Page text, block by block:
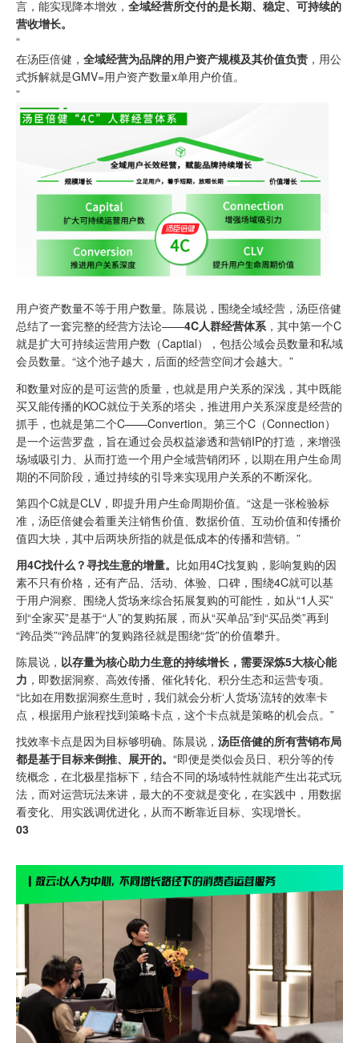
言，能实现降本增效， 全域经营所交付的是长期、稳定、可持续的
营收增长。
“
在汤臣倍健， 全域经营为品牌的用户资产规模及其价值负责 ，用公
式拆解就是GMV=用户资产数量x单用户价值。
”
用户资产数量不等于用户数量。陈晨说，围绕全域经营，汤臣倍健
总结了一套完整的经营方法论——4C人群经营体系，其中第一个C
就是扩大可持续运营用户数（Captial），包括公域会员数量和私域
会员数量。“这个池子越大，后面的经营空间才会越大。”
和数量对应的是可运营的质量，也就是用户关系的深浅，其中既能
买又能传播的KOC就位于关系的塔尖，推进用户关系深度是经营的
抓手，也就是第二个C——Convertion。第三个C（Connection）
是一个运营罗盘，旨在通过会员权益渗透和营销IP的打造，来增强
场域吸引力、从而打造一个用户全域营销闭环，以期在用户生命周
期的不同阶段，通过持续的引导来实现用户关系的不断深化。
第四个C就是CLV，即提升用户生命周期价值。“这是一张检验标
准，汤臣倍健会着重关注销售价值、数据价值、互动价值和传播价
值四大块，其中后两块所指的就是低成本的传播和营销。”
用4C找什么？寻找生意的增量。 比如用4C找复购，影响复购的因
素不只有价格，还有产品、活动、体验、口碑，围绕4C就可以基
于用户洞察、围绕人货场来综合拓展复购的可能性，如从“1人买”
到“全家买”是基于“人”的复购拓展，而从“买单品”到“买品类”再到
“跨品类”“跨品牌”的复购路径就是围绕“货”的价值攀升。
陈晨说， 以存量为核心助力生意的持续增长，需要深炼5大核心能
力 ，即数据洞察、高效传播、催化转化、积分生态和运营专项。
“比如在用数据洞察生意时，我们就会分析‘人货场’流转的效率卡
点，根据用户旅程找到策略卡点，这个卡点就是策略的机会点。”
找效率卡点是因为目标够明确。陈晨说， 汤臣倍健的所有营销布局
都是基于目标来倒推、展开的。 “即便是类似会员日、积分等的传
统概念，在北极星指标下，结合不同的场域特性就能产生出花式玩
法，而对运营玩法来讲，最大的不变就是变化，在实践中，用数据
看变化、用实践调优进化，从而不断靠近目标、实现增长。
03